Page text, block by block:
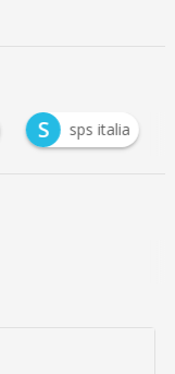
S sps italia